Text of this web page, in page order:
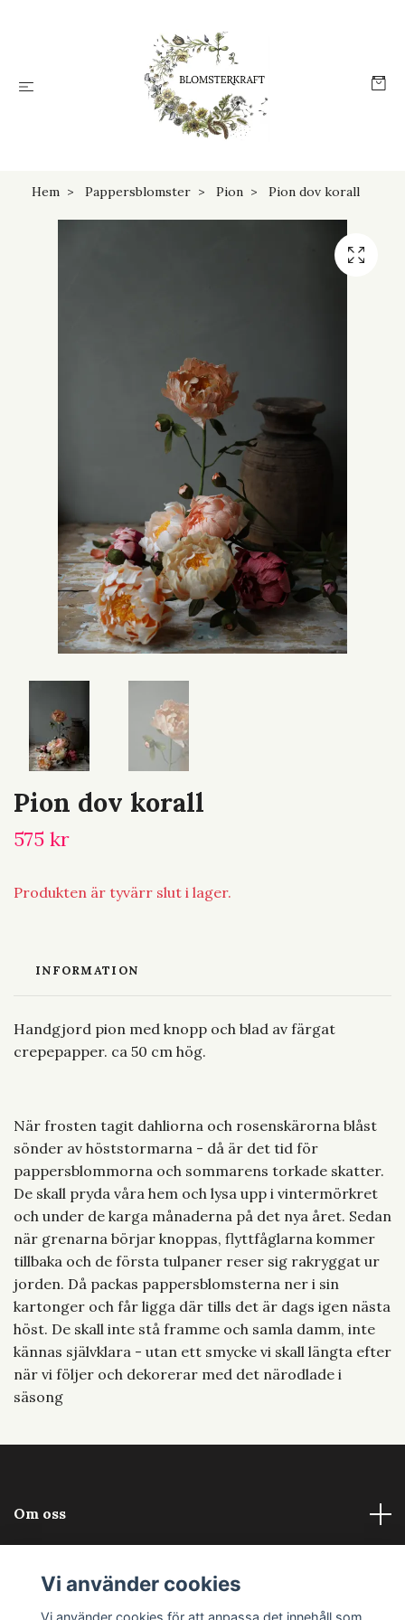
Hem Pappersblomster Pion Pion dov korall
Pion dov korall
575 kr
Produkten är tyvärr slut i lager.
INFORMATION
Handgjord pion med knopp och blad av färgat
crepepapper. ca 50 cm hög.
När frosten tagit dahliorna och rosenskärorna blåst
sönder av höststormarna - då är det tid för
pappersblommorna och sommarens torkade skatter.
De skall pryda våra hem och lysa upp i vintermörkret
och under de karga månaderna på det nya året. Sedan
när grenarna börjar knoppas, flyttfåglarna kommer
tillbaka och de första tulpaner reser sig rakryggat ur
jorden. Då packas pappersblomsterna ner i sin
kartonger och får ligga där tills det är dags igen nästa
höst. De skall inte stå framme och samla damm, inte
kännas självklara - utan ett smycke vi skall längta efter
när vi följer och dekorerar med det närodlade i
säsong
Om oss
Sociala medier
Vi använder cookies
Vi använder cookies för att anpassa det innehåll som